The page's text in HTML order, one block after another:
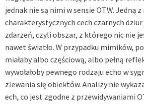
jednak nie są nimi w sensie OTW. Jedną
charakterystycznych cech czarnych
zdarzeń, czyli obszar, z którego nic nie
nawet światło. W przypadku mimików,
miałaby albo częściową, albo pełną
wywołałoby pewnego rodzaju echo w
zlewania się obiektów. Analizy nie
ech, co jest zgodne z przewidywaniami